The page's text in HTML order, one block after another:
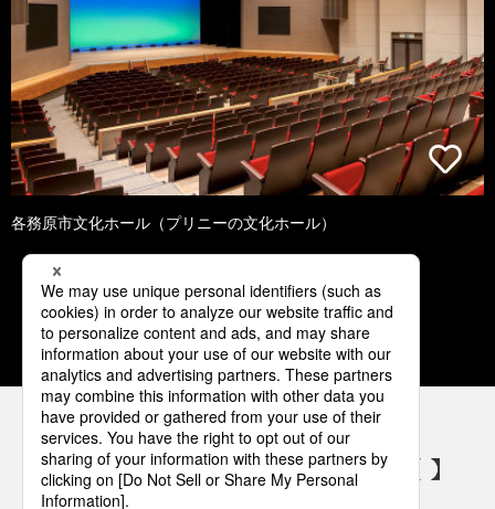
各務原市文化ホール（プリニーの文化ホール）
1 2 3 4 5
パナソニックの電気設備 SNSアカウント